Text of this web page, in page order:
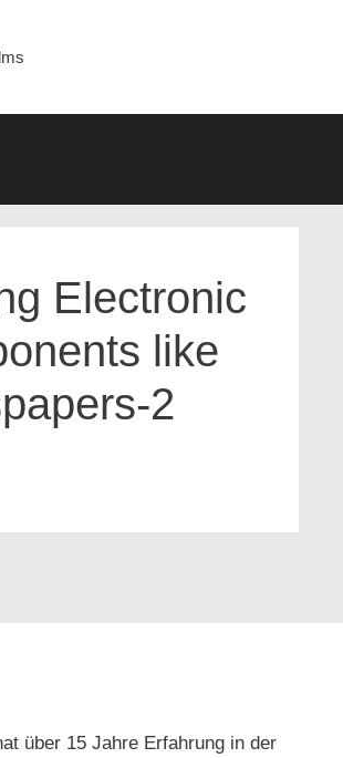
Electronic
like
2
über 15 Jahre Erfahrung in der